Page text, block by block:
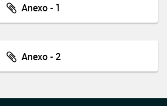
Anexo - 1
Anexo - 2